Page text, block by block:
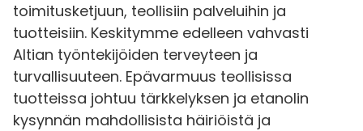
toimitusketjuun, teollisiin palveluihin ja
tuotteisiin. Keskitymme edelleen vahvasti
Altian työntekijöiden terveyteen ja
turvallisuuteen. Epävarmuus teollisissa
tuotteissa johtuu tärkkelyksen ja etanolin
kysynnän mahdollisista häiriöistä ja